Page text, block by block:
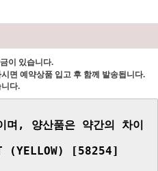
이 있습니다.
면 예약상품 입고 후 함께 발송됩니다.
다.
며, 양산품은 약간의 차이
[58254]